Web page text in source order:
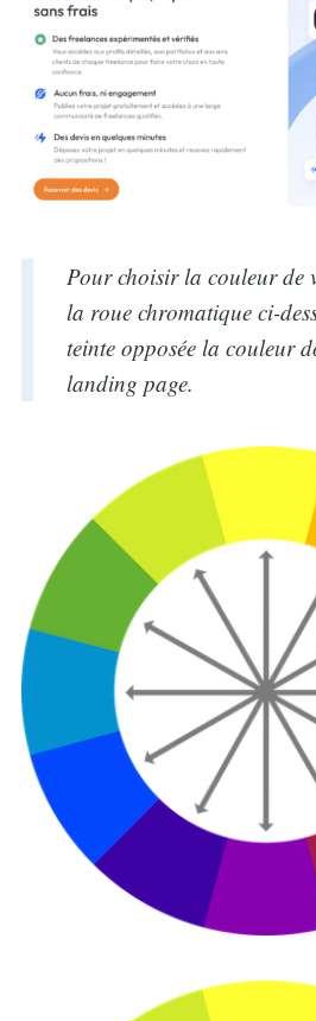
Pour choisir la couleur de
la roue chromatique ci-
teinte opposée la couleur
landing page.